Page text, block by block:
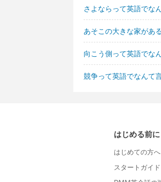
さよならって英語でな
あそこの大きな家があ
向こう側って英語でな
競争って英語でなんて
はじめる前に
はじめての方へ
スタートガイド